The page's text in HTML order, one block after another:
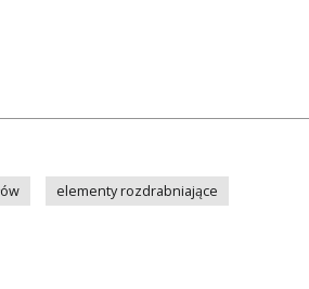
elementy rozdrabniające